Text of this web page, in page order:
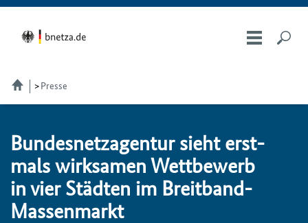
Presse
Bundesnetzagentur sieht erst­
mals wirk­sa­men Wett­be­werb
in vier Städ­ten im Breit­band-
Mas­sen­markt